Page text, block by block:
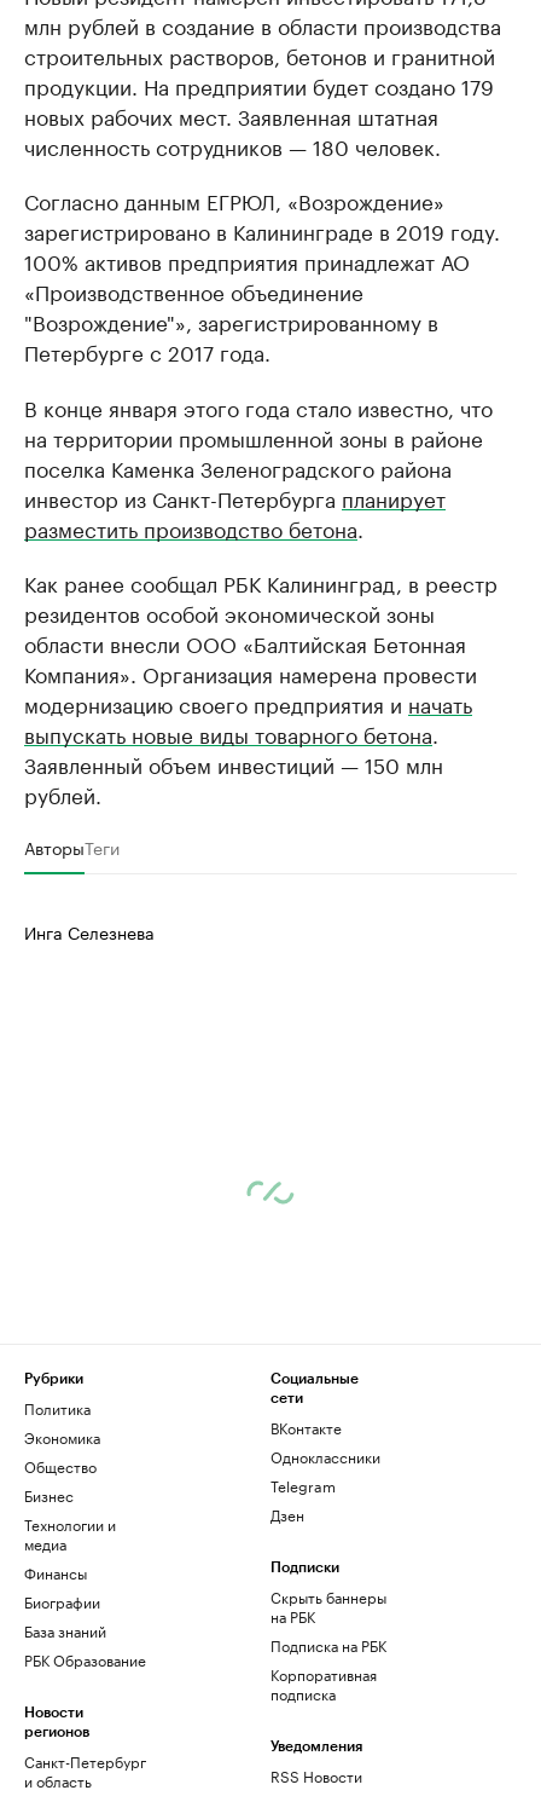
млн рублей в создание в области производства
строительных растворов, бетонов и гранитной
продукции. На предприятии будет создано 179
новых рабочих мест. Заявленная штатная
численность сотрудников — 180 человек.
Согласно данным ЕГРЮЛ, «Возрождение»
зарегистрировано в Калининграде в 2019 году.
100% активов предприятия принадлежат АО
«Производственное объединение
"Возрождение"», зарегистрированному в
Петербурге с 2017 года.
В конце января этого года стало известно, что
на территории промышленной зоны в районе
поселка Каменка Зеленоградского района
инвестор из Санкт-Петербурга планирует
разместить производство бетона.
Как ранее сообщал РБК Калининград, в реестр
резидентов особой экономической зоны
области внесли ООО «Балтийская Бетонная
Компания». Организация намерена провести
модернизацию своего предприятия и начать
выпускать новые виды товарного бетона.
Заявленный объем инвестиций — 150 млн
рублей.
АвторыТеги
Инга Селезнева
Рубрики
Политика
Экономика
Общество
Бизнес
Технологии и
медиа
Финансы
Биографии
База знаний
РБК Образование
Новости
регионов
Санкт-Петербург
и область
Социальные
сети
ВКонтакте
Одноклассники
Telegram
Дзен
Подписки
Скрыть баннеры
на РБК
Подписка на РБК
Корпоративная
подписка
Уведомления
RSS Новости